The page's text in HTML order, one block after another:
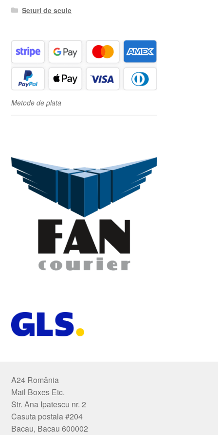
Seturi de scule
Metode de plata
A24 România
Mail Boxes Etc.
Str. Ana Ipatescu nr. 2
Casuta postala #204
Bacau, Bacau 600002